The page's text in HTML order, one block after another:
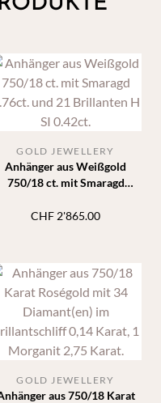
Anhänger aus Weißgold
750/18 ct. mit Smaragd
0.42ct.
GOLD JEWELLERY
CHF 2'865.00
aus 750/18 Karat
GOLD JEWELLERY